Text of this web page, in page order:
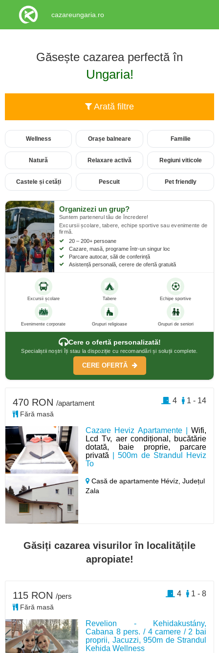
Găsește cazarea perfectă în
Ungaria!
Arată filtre
Wellness Orașe balneare Familie
Natură Relaxare activă Regiuni viticole
Castele și cetăți Pescuit Pet friendly
Organizezi un grup?
Suntem partenerul tău de încredere!
Excursii școlare, tabere, echipe sportive sau evenimente de
firmă.
20 – 200+ persoane
Cazare, masă, programe într-un singur loc
Parcare autocar, săli de conferință
Asistență personală, cerere de ofertă gratuită
Excursii școlare Tabere Echipe sportive
Evenimente corporate Grupuri religioase Grupuri de seniori
Cere o ofertă personalizată!
Specialiștii noștri îți stau la dispoziție cu recomandări și soluții complete.
CERE OFERTĂ
Cazare Heviz Apartamente | Wifi,
Lcd Tv, aer condițional, bucătărie
dotată, baie proprie, parcare
privată | 500m de Strandul Heviz
To
Casă de apartamente Hévíz,Județul
Zala
470 RON /apartament
Fără masă
1 - 14
4
Găsiți cazarea visurilor în localitățile
apropiate!
Revelion - Kehidakustány,
Cabana 8 pers. / 4 camere / 2 bai
proprii, Jacuzzi, 950m de Strandul
Kehida Wellness
115 RON /pers
Fără masă
1 - 8
4
cazareungaria.ro